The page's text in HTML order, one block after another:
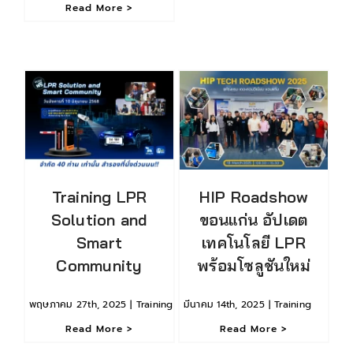
Read More >
Training LPR
Solution and
Smart
Community
พฤษภาคม 27th, 2025 | Training
Read More >
HIP Roadshow
ขอนแก่น อัปเดต
เทคโนโลยี LPR
พร้อมโซลูชันใหม่
มีนาคม 14th, 2025 | Training
Read More >